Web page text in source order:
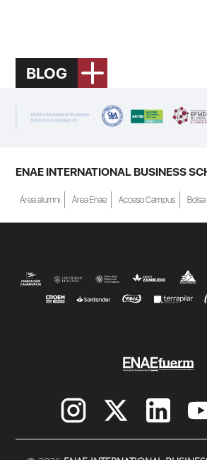
BLOG
ENAE INTERNATIONAL BUSINESS
Área alumni Área Enae Acceso Campus